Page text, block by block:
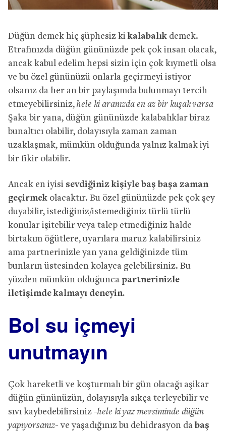
Düğün demek hiç şüphesiz ki kalabalık demek.
Etrafınızda düğün gününüzde pek çok insan olacak,
ancak kabul edelim hepsi sizin için çok kıymetli olsa
ve bu özel gününüzü onlarla geçirmeyi istiyor
olsanız da her an bir paylaşımda bulunmayı tercih
etmeyebilirsiniz, hele ki aranızda en az bir kuşak varsa
Şaka bir yana, düğün gününüzde kalabalıklar biraz
bunaltıcı olabilir, dolayısıyla zaman zaman
uzaklaşmak, mümkün olduğunda yalnız kalmak iyi
bir fikir olabilir.
Ancak en iyisi sevdiğiniz kişiyle baş başa zaman
geçirmek olacaktır. Bu özel gününüzde pek çok şey
duyabilir, istediğiniz/istemediğiniz türlü türlü
konular işitebilir veya talep etmediğiniz halde
birtakım öğütlere, uyarılara maruz kalabilirsiniz
ama partnerinizle yan yana geldiğinizde tüm
bunların üstesinden kolayca gelebilirsiniz. Bu
yüzden mümkün olduğunca partnerinizle
iletişimde kalmayı deneyin.
Bol su içmeyi
unutmayın
Çok hareketli ve koşturmalı bir gün olacağı aşikar
düğün gününüzün, dolayısıyla sıkça terleyebilir ve
sıvı kaybedebilirsiniz -hele ki yaz mevsiminde düğün
yapıyorsanız-ve yaşadığınız bu dehidrasyon da baş